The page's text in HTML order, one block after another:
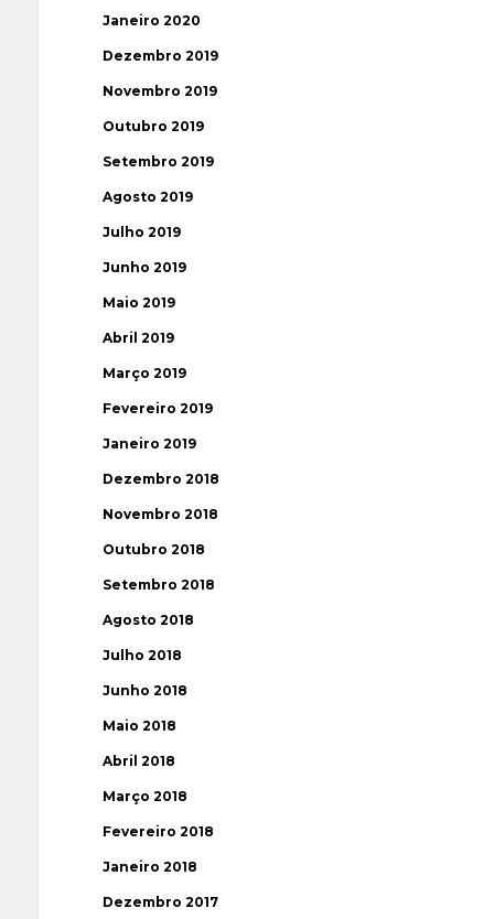
Janeiro 2020
Dezembro 2019
Novembro 2019
Outubro 2019
Setembro 2019
Agosto 2019
Julho 2019
Junho 2019
Maio 2019
Abril 2019
Março 2019
Fevereiro 2019
Janeiro 2019
Dezembro 2018
Novembro 2018
Outubro 2018
Setembro 2018
Agosto 2018
Julho 2018
Junho 2018
Maio 2018
Abril 2018
Março 2018
Fevereiro 2018
Janeiro 2018
Dezembro 2017